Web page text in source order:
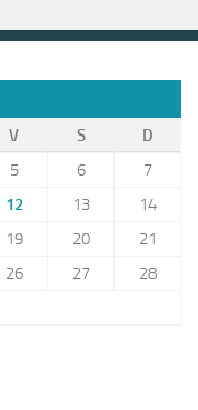
V S
D
5 6
7
12 13
14
19 20
21
26 27
28